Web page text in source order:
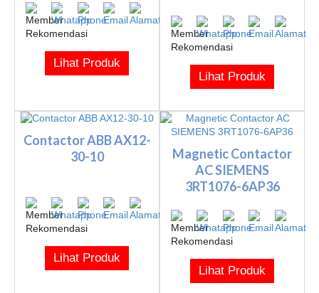
Lihat Produk
Lihat Produk
Contactor ABB AX12-
30-10
Lihat Produk
Magnetic Contactor
AC SIEMENS
3RT1076-6AP36
Lihat Produk